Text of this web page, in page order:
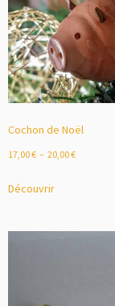
Cochon de Noël
17,00€ – 20,00€
Découvrir